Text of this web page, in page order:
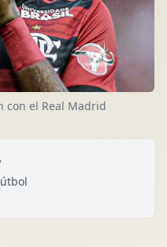
con el Real Madrid